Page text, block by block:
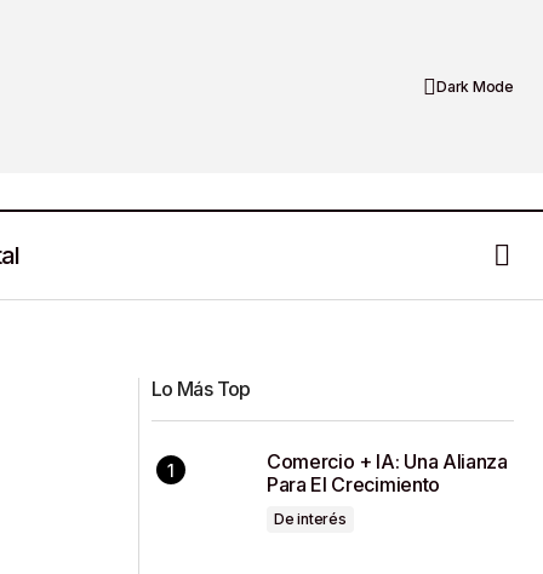
Dark Mode
Lo Más Top
Comercio + IA: Una Alianza
Para El Crecimiento
De interés